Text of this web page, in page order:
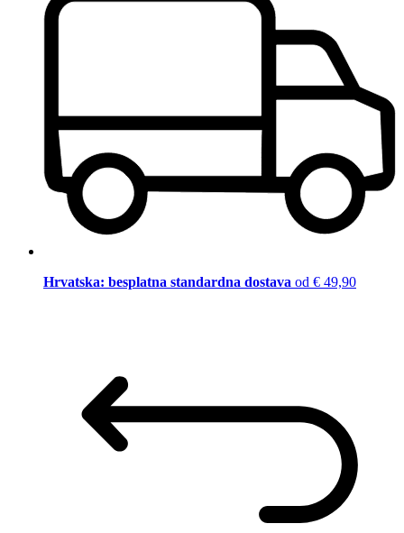
Hrvatska: besplatna standardna dostava od € 49,90